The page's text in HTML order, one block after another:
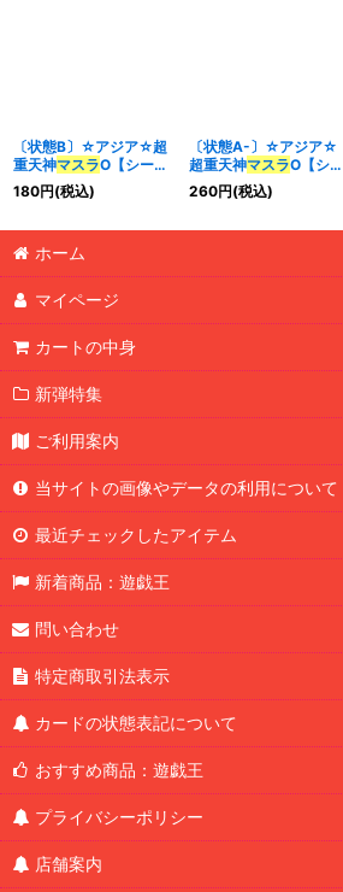
〔状態B〕☆アジア☆超
重天神マスラO【シーク
レット】{アジアCYAC-
JP039}《シンクロ》
180円(税込)
〔状態A-〕☆アジア☆
超重天神マスラO【シー
クレット】{アジア
CYAC-JP039}《シンク
260円(税込)
ホーム
マイページ
カートの中身
新弾特集
ご利用案内
当サイトの画像やデータの利用について
最近チェックしたアイテム
新着商品：遊戯王
問い合わせ
特定商取引法表示
カードの状態表記について
おすすめ商品：遊戯王
プライバシーポリシー
店舗案内